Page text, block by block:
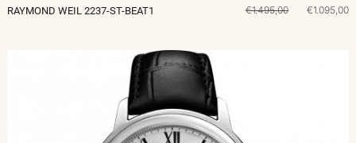
RAYMOND WEIL 2237-ST-BEAT1 €1.495,00 €1.095,00